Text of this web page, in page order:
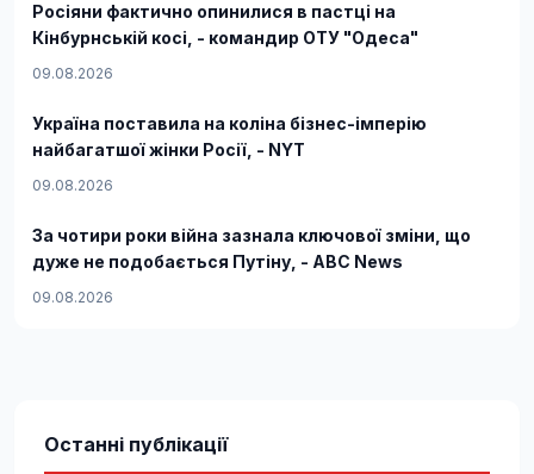
Росіяни фактично опинилися в пастці на
Кінбурнській косі, - командир ОТУ "Одеса"
09.08.2026
Україна поставила на коліна бізнес-імперію
найбагатшої жінки Росії, - NYT
09.08.2026
За чотири роки війна зазнала ключової зміни, що
дуже не подобається Путіну, - ABC News
09.08.2026
Останні публікації